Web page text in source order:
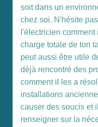
soit dans un
chez soi. N'hésite
l'électricien
charge totale de ton
peut aussi être utile
déjà rencontré des
comment il les a
installations
causer des soucis et
renseigner sur la